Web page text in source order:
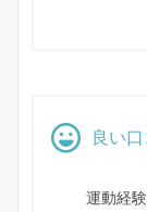
良い口
運動経